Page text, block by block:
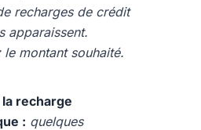
recharges de crédit
apparaissent.
le montant souhaité.
recharge
: quelques